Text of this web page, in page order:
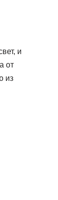
и
от
из